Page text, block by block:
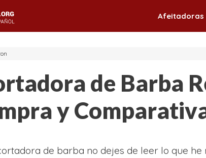
Afeitadoras
de Barba
y
de barba no dejes de leer lo que he